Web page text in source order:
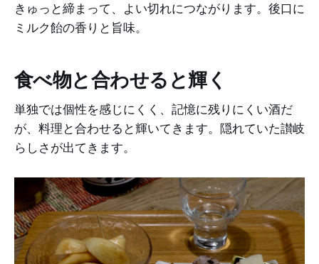
きゅっと締まって、よい切れにつながります。後口に
ミルク飴の香りと旨味。
食べ物と合わせると輝く
単独では個性を感じにくく、記憶に残りにくい酒だ
が、料理と合わせると輝いてきます。隠れていた讃岐
らしさが出てきます。